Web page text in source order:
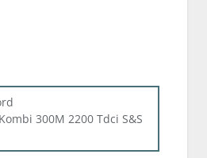
300M 2200 Tdci S&S